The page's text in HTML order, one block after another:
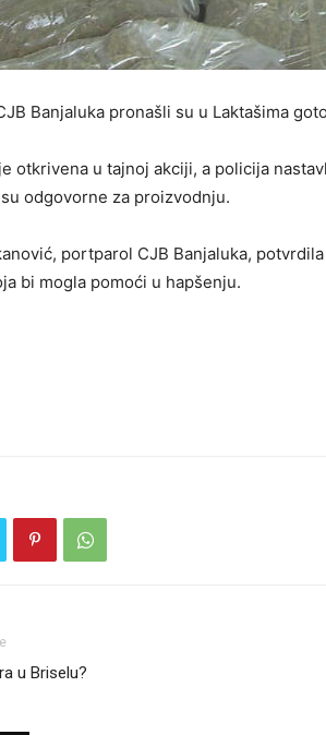
Banjaluka pronašli su u Laktašima
otkrivena u tajnoj akciji, a policija
odgovorne za proizvodnju.
portparol CJB Banjaluka,
bi mogla pomoći u hapšenju.
u Briselu?